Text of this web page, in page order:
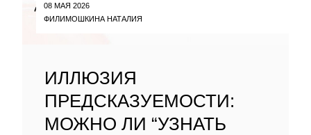
08 МАЯ 2026
ФИЛИМОШКИНА НАТАЛИЯ
ИЛЛЮЗИЯ
ПРЕДСКАЗУЕМОСТИ:
МОЖНО ЛИ “УЗНАТЬ